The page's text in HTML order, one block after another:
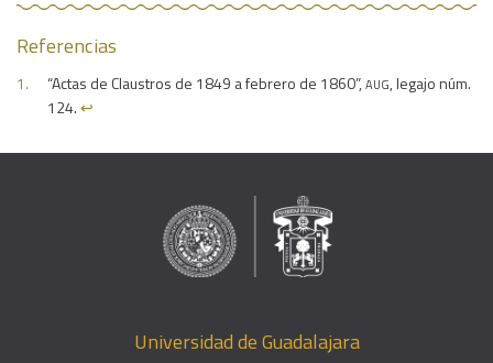
Referencias
“Actas de Claustros de 1849 a febrero de 1860”,aug, legajo núm.
124.↩︎
Universidad de Guadalajara